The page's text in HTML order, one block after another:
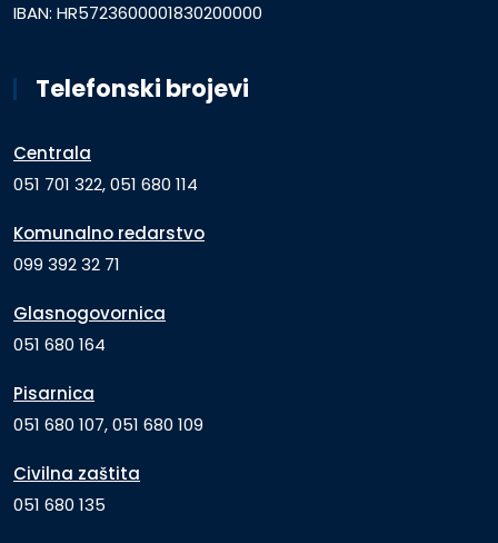
IBAN: HR5723600001830200000
Telefonski brojevi
Centrala
051 701 322, 051 680 114
Komunalno redarstvo
099 392 32 71
Glasnogovornica
051 680 164
Pisarnica
051 680 107, 051 680 109
Civilna zaštita
051 680 135